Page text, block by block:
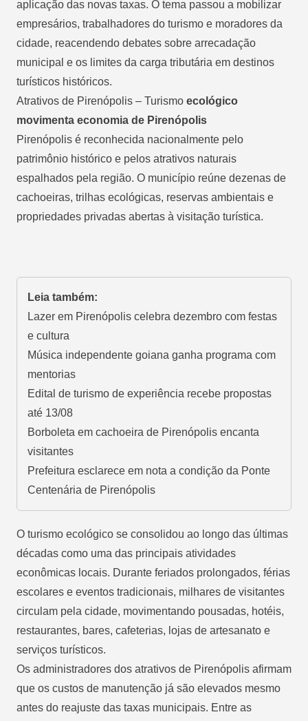
aplicação das novas taxas. O tema passou a mobilizar
empresários, trabalhadores do turismo e moradores da
cidade, reacendendo debates sobre arrecadação
municipal e os limites da carga tributária em destinos
turísticos históricos.
Atrativos de Pirenópolis – Turismo ecológico
movimenta economia de Pirenópolis
Pirenópolis é reconhecida nacionalmente pelo
patrimônio histórico e pelos atrativos naturais
espalhados pela região. O município reúne dezenas de
cachoeiras, trilhas ecológicas, reservas ambientais e
propriedades privadas abertas à visitação turística.
Leia também:
Lazer em Pirenópolis celebra dezembro com festas
e cultura
Música independente goiana ganha programa com
mentorias
Edital de turismo de experiência recebe propostas
até 13/08
Borboleta em cachoeira de Pirenópolis encanta
visitantes
Prefeitura esclarece em nota a condição da Ponte
Centenária de Pirenópolis
O turismo ecológico se consolidou ao longo das últimas
décadas como uma das principais atividades
econômicas locais. Durante feriados prolongados, férias
escolares e eventos tradicionais, milhares de visitantes
circulam pela cidade, movimentando pousadas, hotéis,
restaurantes, bares, cafeterias, lojas de artesanato e
serviços turísticos.
Os administradores dos atrativos de Pirenópolis afirmam
que os custos de manutenção já são elevados mesmo
antes do reajuste das taxas municipais. Entre as